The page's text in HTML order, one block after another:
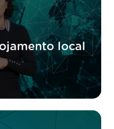
local